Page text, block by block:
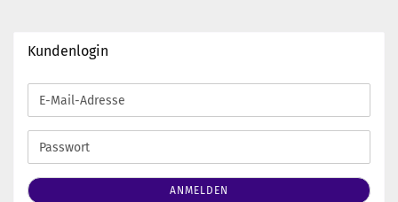
Kundenlogin
E-
Mail-
Adresse
Passwort
ANMELDEN